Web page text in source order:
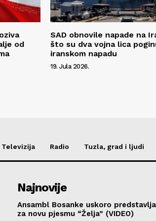
od
SAD obnovile napade na
što su dva vojna lica
iranskom napadu
19. Jula 2026.
Televizija Radio Tuzla, grad i ljudi
Najnovije
Ansambl Bosanke uskoro
za novu pjesmu “Želja” (VIDEO)